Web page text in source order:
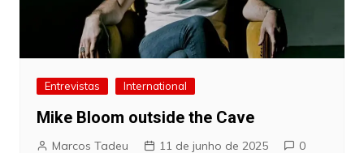
Entrevistas International
Mike Bloom outside the Cave
Marcos Tadeu 11 de junho de 2025 0